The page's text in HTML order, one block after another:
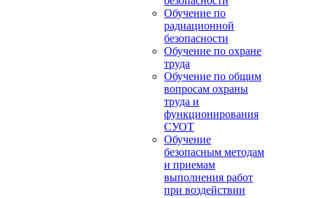
Обучение по
радиационной
безопасности
Обучение по охране
труда
Обучение по общим
вопросам охраны
труда и
функционирования
СУОТ
Обучение
безопасным методам
и приемам
выполнения работ
при воздействии